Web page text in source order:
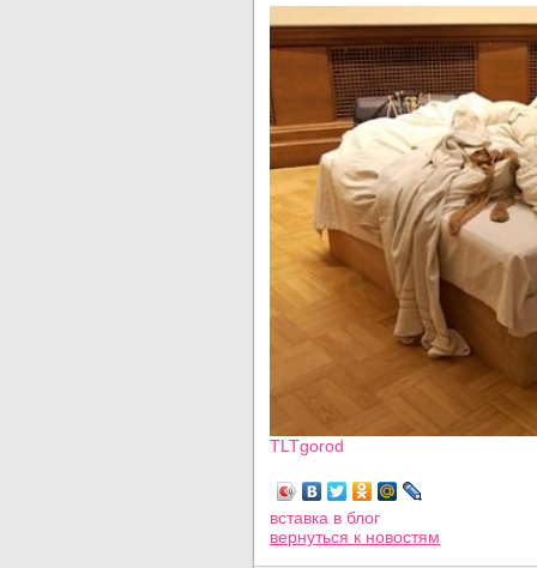
TLTgorod
вставка в блог
вернуться к новостям